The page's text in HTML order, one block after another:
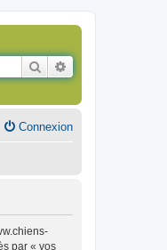
Rechercher
Connexion
par « vos